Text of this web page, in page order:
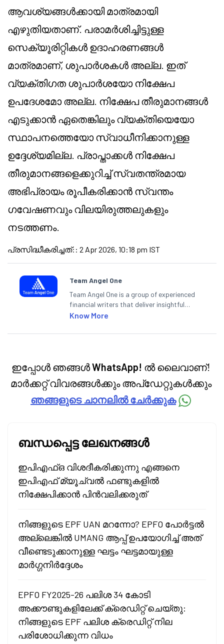
ആവശ്യങ്ങൾക്കായി മാത്രമായി
എഴുതിയതാണ്. പരാമർശിച്ചിട്ടുള്ള
സെക്യൂരിറ്റികൾ ഉദാഹരണങ്ങൾ
മാത്രമാണ്, ശുപാർശകൾ അല്ല. ഇത്
വ്യക്തിഗത ശുപാർശയോ നിക്ഷേപ
ഉപദേശമോ അല്ല. നിക്ഷേപ തീരുമാനങ്ങൾ
എടുക്കാൻ ഏതെങ്കിലും വ്യക്തിയെയോ
സ്ഥാപനത്തെയോ സ്വാധീനിക്കാനുള്ള
ഉദ്ദേശ്യമില്ല. പ്രാപ്താക്കൾ നിക്ഷേപ
തീരുമാനങ്ങളെക്കുറിച്ച് സ്വതന്ത്രമായ
അഭിപ്രായം രൂപീകരിക്കാൻ സ്വന്തം
ഗവേഷണവും വിലയിരുത്തലുകളും
നടത്തണം.
പ്രസിദ്ധീകരിച്ചത്: : 2 Apr 2026, 10:18 pm IST
Team Angel One
Team Angel One is a group of experienced
financial writers that deliver insightful
articles on the stock market, IPO, economy,
categories.
Know More
ഇപ്പോൾ ഞങ്ങൾWhatsApp! ൽ ലൈവാണ്!
മാർക്കറ്റ് വിവരങ്ങൾക്കും അപ്‌ഡേറ്റുകൾക്കും
ഞങ്ങളുടെ ചാനലിൽ ചേർക്കുക
ബന്ധപ്പെട്ട ലേഖനങ്ങൾ
ഇപിഎഫ്ഒ വിശദീകരിക്കുന്നു എങ്ങനെ
ഇപിഎഫ് മ്യൂച്വൽ ഫണ്ടുകളിൽ
നിക്ഷേപിക്കാൻ പിൻവലിക്കരുത്
നിങ്ങളുടെ EPF UAN മറന്നോ? EPFO പോർട്ടൽ
അല്ലെങ്കിൽ UMANG ആപ്പ് ഉപയോഗിച്ച് അത്
വീണ്ടെടുക്കാനുള്ള ഘട്ടം ഘട്ടമായുള്ള
മാർഗ്ഗനിർദ്ദേശം
EPFO FY2025-26 പലിശ 34 കോടി
അക്കൗണ്ടുകളിലേക്ക് ക്രെഡിറ്റ് ചെയ്തു:
നിങ്ങളുടെ EPF പലിശ ക്രെഡിറ്റ് നില
പരിശോധിക്കുന്ന വിധം